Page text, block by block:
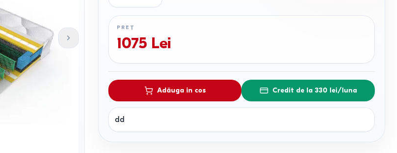
PREȚ
1075 Lei
Adăuga in cos Credit de la 330 lei/luna
dd